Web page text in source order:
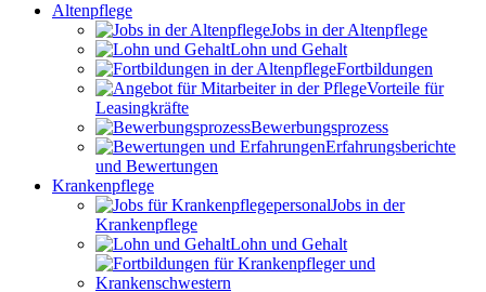
Altenpflege
Jobs in der Altenpflege
Lohn und Gehalt
Fortbildungen
Vorteile für
Leasingkräfte
Bewerbungsprozess
Erfahrungsberichte
und Bewertungen
Krankenpflege
Jobs in der
Krankenpflege
Lohn und Gehalt